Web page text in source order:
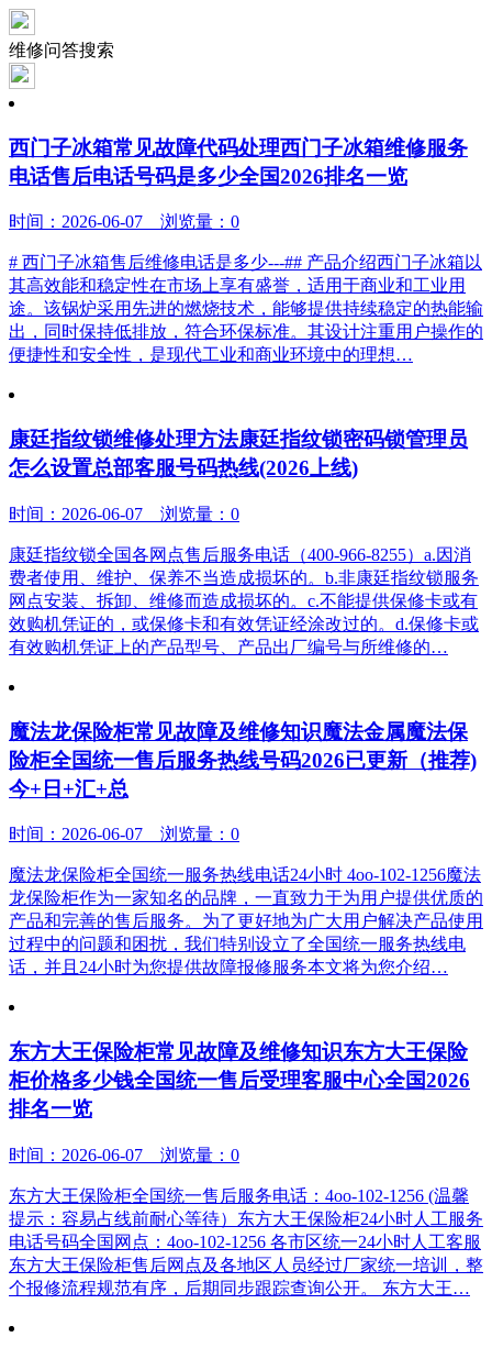
维修问答搜索
西门子冰箱常见故障代码处理西门子冰箱维修服务
电话售后电话号码是多少全国2026排名一览
时间：2026-06-07 浏览量：0
# 西门子冰箱售后维修电话是多少---## 产品介绍西门子冰箱以
其高效能和稳定性在市场上享有盛誉，适用于商业和工业用
途。该锅炉采用先进的燃烧技术，能够提供持续稳定的热能输
出，同时保持低排放，符合环保标准。其设计注重用户操作的
便捷性和安全性，是现代工业和商业环境中的理想…
康廷指纹锁维修处理方法康廷指纹锁密码锁管理员
怎么设置总部客服号码热线(2026上线)
时间：2026-06-07 浏览量：0
康廷指纹锁全国各网点售后服务电话（400-966-8255）a.因消
费者使用、维护、保养不当造成损坏的。b.非康廷指纹锁服务
网点安装、拆卸、维修而造成损坏的。c.不能提供保修卡或有
效购机凭证的，或保修卡和有效凭证经涂改过的。d.保修卡或
有效购机凭证上的产品型号、产品出厂编号与所维修的…
魔法龙保险柜常见故障及维修知识魔法金属魔法保
险柜全国统一售后服务热线号码2026已更新（推荐)
今+日+汇+总
时间：2026-06-07 浏览量：0
魔法龙保险柜全国统一服务热线电话24小时 4oo-102-1256魔法
龙保险柜作为一家知名的品牌，一直致力于为用户提供优质的
产品和完善的售后服务。为了更好地为广大用户解决产品使用
过程中的问题和困扰，我们特别设立了全国统一服务热线电
话，并且24小时为您提供故障报修服务本文将为您介绍…
东方大王保险柜常见故障及维修知识东方大王保险
柜价格多少钱全国统一售后受理客服中心全国2026
排名一览
时间：2026-06-07 浏览量：0
东方大王保险柜全国统一售后服务电话：4oo-102-1256 (温馨
提示：容易占线前耐心等待）东方大王保险柜24小时人工服务
电话号码全国网点：4oo-102-1256 各市区统一24小时人工客服
东方大王保险柜售后网点及各地区人员经过厂家统一培训，整
个报修流程规范有序，后期同步跟踪查询公开。 东方大王…